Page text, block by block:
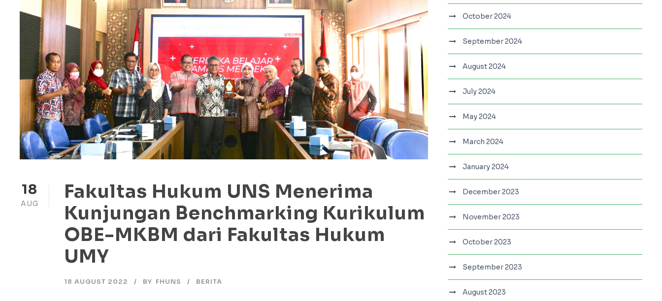
18
AUG
Fakultas Hukum UNS Menerima
Kunjungan Benchmarking Kurikulum
OBE-MKBM dari Fakultas Hukum
UMY
18 AUGUST 2022 BY FHUNS BERITA
October 2024
September 2024
August 2024
July 2024
May 2024
March 2024
January 2024
December 2023
November 2023
October 2023
September 2023
August 2023